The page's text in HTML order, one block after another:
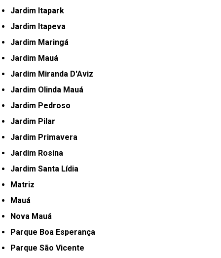
Jardim Itapark
Jardim Itapeva
Jardim Maringá
Jardim Mauá
Jardim Miranda D'Aviz
Jardim Olinda Mauá
Jardim Pedroso
Jardim Pilar
Jardim Primavera
Jardim Rosina
Jardim Santa Lídia
Matriz
Mauá
Nova Mauá
Parque Boa Esperança
Parque São Vicente